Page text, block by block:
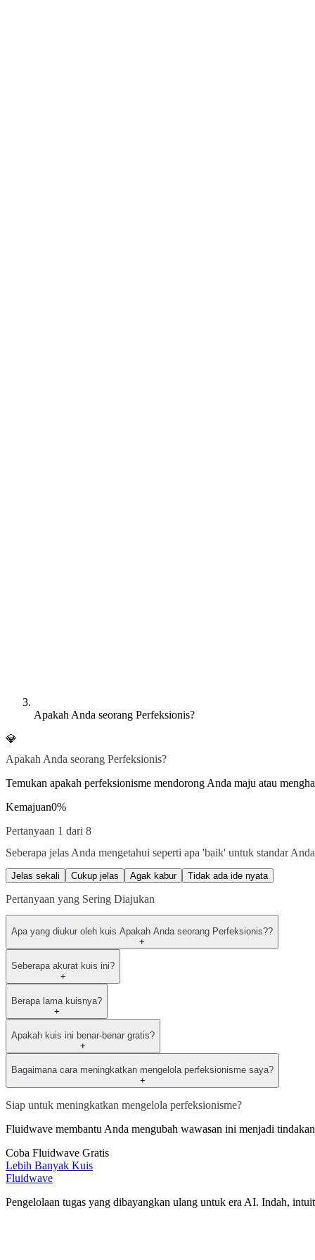
Apakah Anda seorang Perfeksionis?
💎
Apakah Anda seorang Perfeksionis?
Temukan apakah perfeksionisme mendorong Anda maju atau
Kemajuan0%
Pertanyaan 1 dari 8
Seberapa jelas Anda mengetahui seperti apa 'baik' untuk standar
Jelas sekali Cukup jelas Agak kabur Tidak ada ide nyata
Pertanyaan yang Sering Diajukan
Apa yang diukur oleh kuis Apakah Anda seorang Perfeksionis??
+
Seberapa akurat kuis ini?
+
Berapa lama kuisnya?
+
Apakah kuis ini benar-benar gratis?
+
Bagaimana cara meningkatkan mengelola perfeksionisme saya?
+
Siap untuk meningkatkan mengelola perfeksionisme?
Fluidwave membantu Anda mengubah wawasan ini menjadi
Coba Fluidwave Gratis
Lebih Banyak Kuis
Fluidwave
Pengelolaan tugas yang dibayangkan ulang untuk era AI. Indah,